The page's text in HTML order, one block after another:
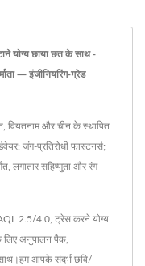
योग्य छाया छत के साथ -
— इंजीनियरिंग-ग्रेड
वियतनाम और चीन के स्थापित
जंग-प्रतिरोधी फास्टनर्स;
लगातार सहिष्णुता और रंग
2.5/4.0, ट्रेस करने योग्य
लिए अनुपालन पैक,
आपके संदर्भ छवि/